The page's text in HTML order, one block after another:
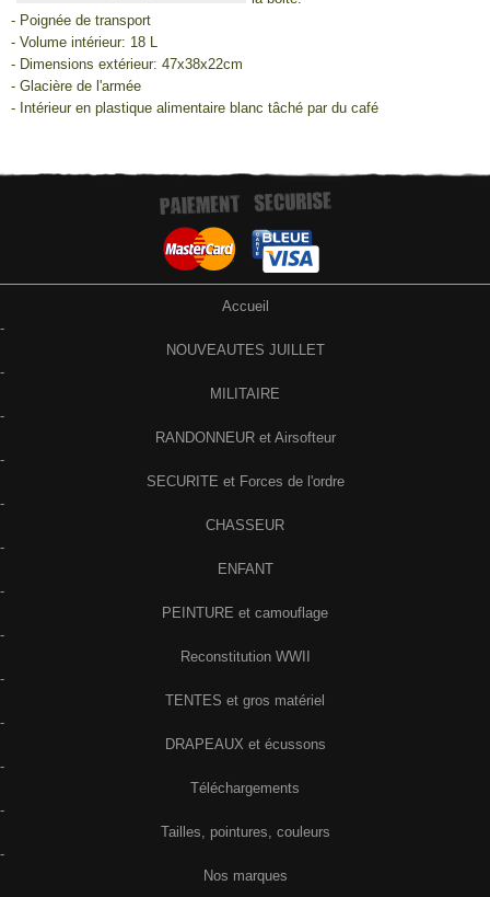
- Poignée de transport
- Volume intérieur: 18 L
- Dimensions extérieur: 47x38x22cm
- Glacière de l'armée
- Intérieur en plastique alimentaire blanc tâché par du café
Accueil
-
NOUVEAUTES JUILLET
-
MILITAIRE
-
RANDONNEUR et Airsofteur
-
SECURITE et Forces de l'ordre
-
CHASSEUR
-
ENFANT
-
PEINTURE et camouflage
-
Reconstitution WWII
-
TENTES et gros matériel
-
DRAPEAUX et écussons
-
Téléchargements
-
Tailles, pointures, couleurs
-
Nos marques